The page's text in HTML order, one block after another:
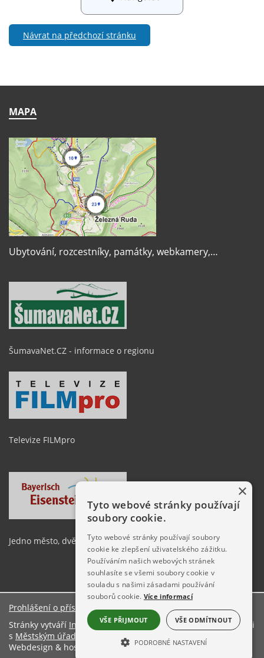
Návrat na předchozí stránku
MAPA
Ubytování, rozcestníky, památky, webkamery,…
ŠumavaNet.CZ - informace o regionu
Televize FILMpro
Jedno město, dvě země
Prohlášení o přístupnosti
O stránkách
Stránky vytváří Informační server ŠumavaNet.CZve spolupráci
s Městským úřadem Železná Ruda
Webdesign & hosting:
ŠumavaNet.CZ
×
Tyto webové stránky používají
soubory cookie.
Tyto webové stránky používají soubory
cookie ke zlepšení uživatelského zážitku.
Používáním našich webových stránek
souhlasíte se všemi soubory cookie v
souladu s našimi zásadami používání
souborů cookie. Více informací
VŠE PŘIJMOUT VŠE ODMÍTNOUT
PODROBNÉ NASTAVENÍ